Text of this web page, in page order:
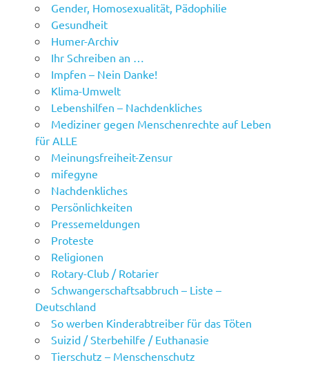
Gender, Homosexualität, Pädophilie
Gesundheit
Humer-Archiv
Ihr Schreiben an …
Impfen – Nein Danke!
Klima-Umwelt
Lebenshilfen – Nachdenkliches
Mediziner gegen Menschenrechte auf Leben
für ALLE
Meinungsfreiheit-Zensur
mifegyne
Nachdenkliches
Persönlichkeiten
Pressemeldungen
Proteste
Religionen
Rotary-Club / Rotarier
Schwangerschaftsabbruch – Liste –
Deutschland
So werben Kinderabtreiber für das Töten
Suizid / Sterbehilfe / Euthanasie
Tierschutz – Menschenschutz